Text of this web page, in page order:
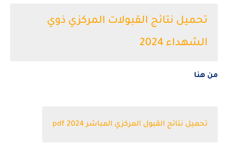
تحميل نتائج القبولات المركزي ذوي
الشهداء 2024
من هنا
تحميل نتائج القبول المركزي المباشر 2024 pdf